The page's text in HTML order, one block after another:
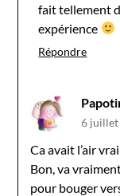
fait tellement
expérience
Répondre
6 juillet
Ca avait l’air
Bon, va
pour bouger